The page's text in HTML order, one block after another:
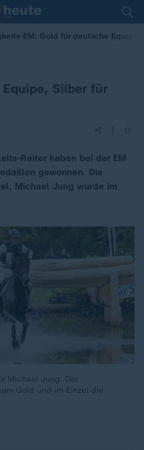
EM: Gold für deutsche Equipe,
Silber für
Reiter haben bei der EM
gewonnen. Die
Michael Jung wurde im
Michael Jung: Der
Gold und im Einzel die